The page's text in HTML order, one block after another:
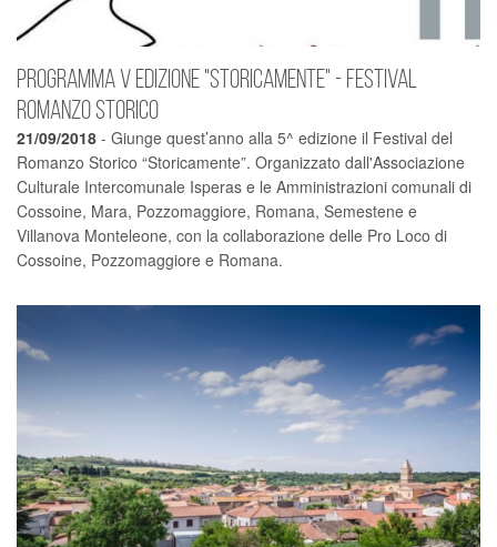
Programma V edizione "storicamente" - Festival
romanzo storico
21/09/2018 - Giunge quest’anno alla 5^ edizione il Festival del
Romanzo Storico “Storicamente”. Organizzato dall'Associazione
Culturale Intercomunale Isperas e le Amministrazioni comunali di
Cossoine, Mara, Pozzomaggiore, Romana, Semestene e
Villanova Monteleone, con la collaborazione delle Pro Loco di
Cossoine, Pozzomaggiore e Romana.